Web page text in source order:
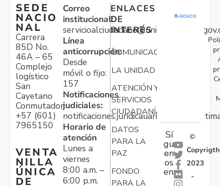
SEDE
NACIO
NAL
Carrera
85D No.
46A – 65
Complejo
logístico
San
Cayetano
Conmutador:
+57 (601)
7965150
VENTA
NILLA
ÚNICA
DE
Correo
institucional:
Línea
anticorrupción:
Desde
móvil o fijo:
157
Notificaciones
judiciales:
Horario de
atención
Lunes a
viernes
8:00 a.m. –
6:00 p.m.
ENLACES
DE
INTERÉS
COMUNICACIONES
LA UNIDAD
ATENCIÓN Y
SERVICIOS
CIUDADANÍA
DATOS
PARA LA
PAZ
FONDO
PARA LA
Sí
gu
en
os
en:
©
Copyrigth
2023
-